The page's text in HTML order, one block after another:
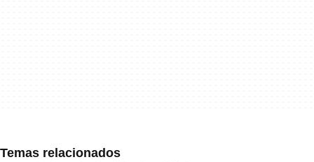
Temas relacionados